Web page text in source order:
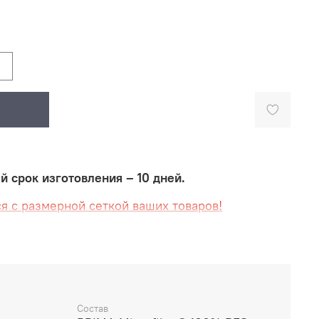
изготовления – 10 дней.
с размерной сеткой ваших товаров!
в современном стиле школы
Суперлиги.
для производства, соответствуют
Состав